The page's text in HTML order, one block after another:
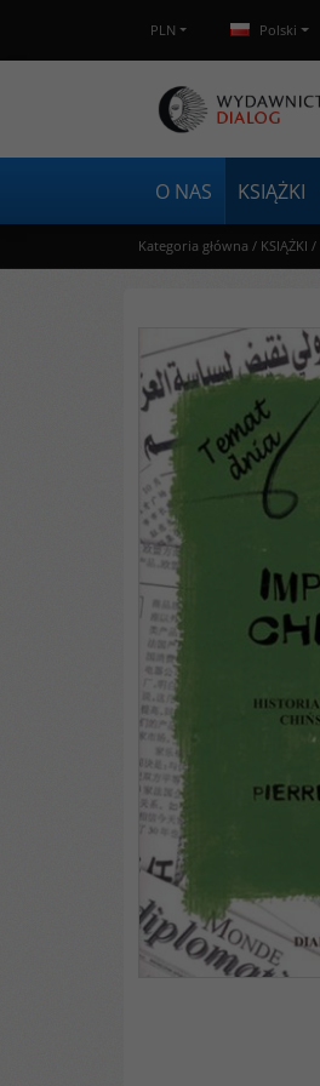
PLN Polski
O NAS KSIĄŻKI
Kategoria główna / KSIĄŻKI /